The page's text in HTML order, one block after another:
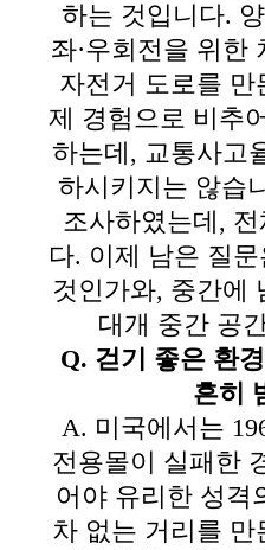
하는 것입니다.
좌·우회전을 위한
자전거 도로를
제 경험으로 비추
하는데 , 교통사고
하시키지는 않습
조사하였는데 ,
다. 이제 남은 질문
것인가와, 중간에
대개 중간 공
Q. 걷기 좋은 환
흔히
A. 미국에서는
전용몰이 실패한
어야 유리한 성격
차 없는 거리를